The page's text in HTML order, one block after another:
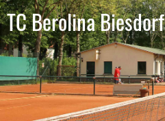
TC Berolina Biesdorf